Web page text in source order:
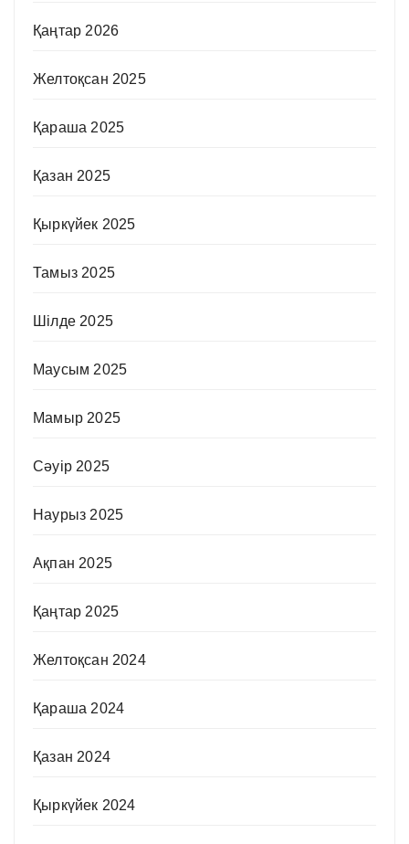
Қаңтар 2026
Желтоқсан 2025
Қараша 2025
Қазан 2025
Қыркүйек 2025
Тамыз 2025
Шілде 2025
Маусым 2025
Мамыр 2025
Сәуір 2025
Наурыз 2025
Ақпан 2025
Қаңтар 2025
Желтоқсан 2024
Қараша 2024
Қазан 2024
Қыркүйек 2024